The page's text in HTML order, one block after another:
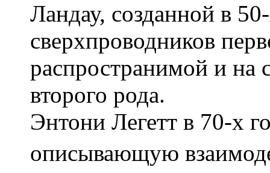
Ландау, созданной в
сверхпроводников
распространимой и на
второго рода.
Энтони Легетт в 70-х
описывающую